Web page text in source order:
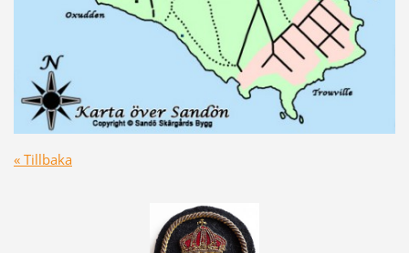
« Tillbaka